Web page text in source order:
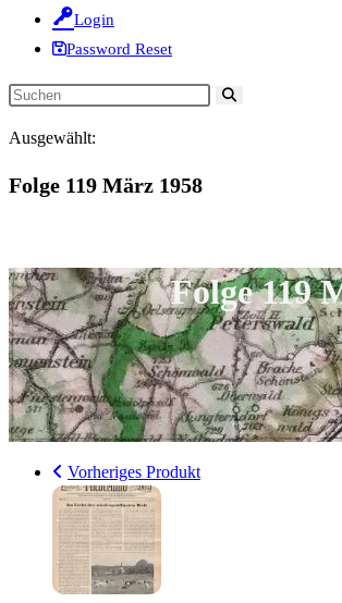
Login
Password Reset
Diese
durchsuchen
Ausgewählt:
Folge 119 März 1958
Folge 119
Vorheriges Produkt